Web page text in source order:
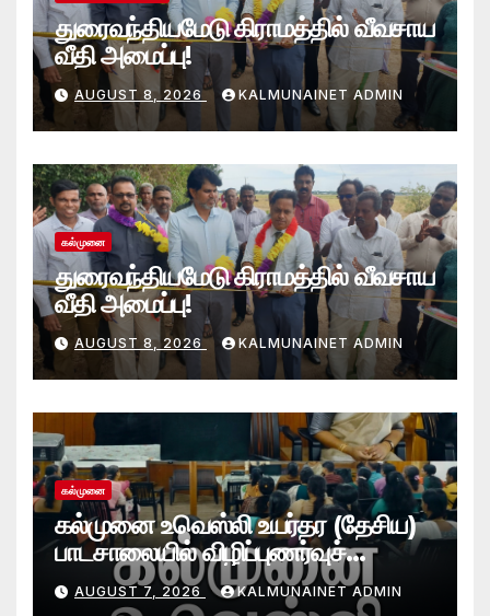
துரைவந்தியமேடு கிராமத்தில் வீவசாய
வீதி அமைப்பு!
AUGUST 8, 2026 KALMUNAINET ADMIN
கல்முனை
துரைவந்தியமேடு கிராமத்தில் வீவசாய
வீதி அமைப்பு!
AUGUST 8, 2026 KALMUNAINET ADMIN
கல்முனை
கல்முனை உவெஸ்லி உயர்தர (தேசிய)
பாடசாலையில் விழிப்புணர்வுச்
செயலமர்வு
AUGUST 7, 2026 KALMUNAINET ADMIN